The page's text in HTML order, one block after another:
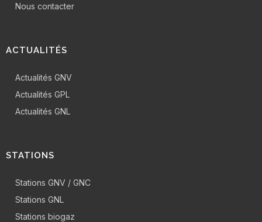
Nous contacter
ACTUALITÉS
Actualités GNV
Actualités GPL
Actualités GNL
STATIONS
Stations GNV / GNC
Stations GNL
Stations biogaz